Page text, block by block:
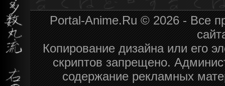
Portal-Anime.Ru © 2026 - Все
Копирование дизайна или его
скриптов запрещено.
содержание рекламных